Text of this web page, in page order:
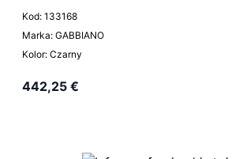
Kod: 133168
Marka: GABBIANO
Kolor: Czarny
442,25 €